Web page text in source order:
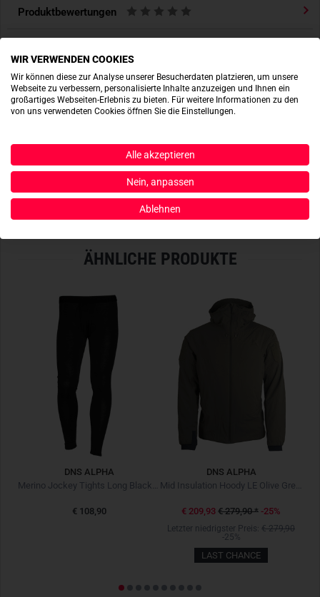
Von links waschen und bügeln
Aus 100% Baumwolle
Produktbewertungen
ACTIONSHOTS
Es sind noch keine Actionshots vorhanden.
JETZT BEREITSTELLEN
ÄHNLICHE PRODUKTE
DNS ALPHA
Merino Jockey Tights Long Black Schwarz
€ 108,90
DNS ALPHA
Mid Insulation Hoody LE Olive Green
€ 209,93 € 279,90* -25%
Letzter niedrigster Preis: € 279,90
-25%
LAST CHANCE
WIR VERWENDEN COOKIES
Wir können diese zur Analyse unserer Besucherdaten platzieren, um unsere
Webseite zu verbessern, personalisierte Inhalte anzuzeigen und Ihnen ein
großartiges Webseiten-Erlebnis zu bieten. Für weitere Informationen zu den
von uns verwendeten Cookies öffnen Sie die Einstellungen.
Alle akzeptieren
Nein, anpassen
Ablehnen